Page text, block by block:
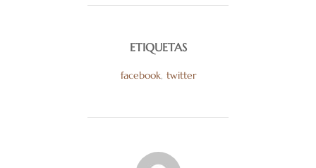
ETIQUETAS
facebook, twitter
AUTOR DE LA PUBLICACIÓN